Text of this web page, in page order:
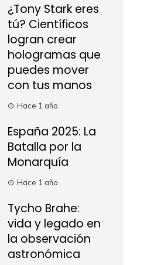
¿Tony Stark eres
tú? Científicos
logran crear
hologramas que
puedes mover
con tus manos
Hace 1 año
España 2025: La
Batalla por la
Monarquía
Hace 1 año
Tycho Brahe:
vida y legado en
la observación
astronómica